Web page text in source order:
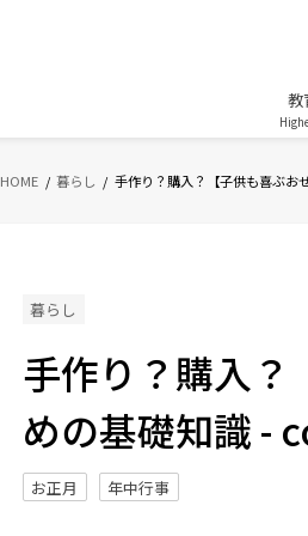
教
HOME 暮らし 手作り？購入？【子供も喜ぶお
暮らし
手作り？購入？
めの基礎知識 -
お正月 年中行事